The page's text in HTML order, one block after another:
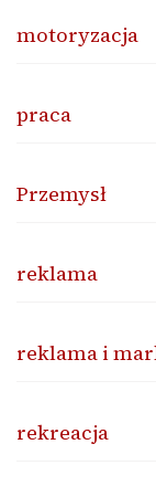
motoryzacja
praca
Przemysł
reklama
reklama i
rekreacja